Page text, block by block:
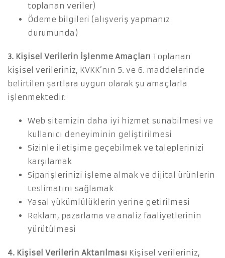
toplanan veriler)
Ödeme bilgileri (alışveriş yapmanız
durumunda)
3. Kişisel Verilerin İşlenme Amaçları Toplanan
kişisel verileriniz, KVKK’nın 5. ve 6. maddelerinde
belirtilen şartlara uygun olarak şu amaçlarla
işlenmektedir:
Web sitemizin daha iyi hizmet sunabilmesi ve
kullanıcı deneyiminin geliştirilmesi
Sizinle iletişime geçebilmek ve taleplerinizi
karşılamak
Siparişlerinizi işleme almak ve dijital ürünlerin
teslimatını sağlamak
Yasal yükümlülüklerin yerine getirilmesi
Reklam, pazarlama ve analiz faaliyetlerinin
yürütülmesi
4. Kişisel Verilerin Aktarılması Kişisel verileriniz,